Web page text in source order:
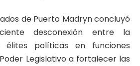
de Puerto Madryn concluyó
desconexión entre la
élites políticas en funciones
Legislativo a fortalecer las